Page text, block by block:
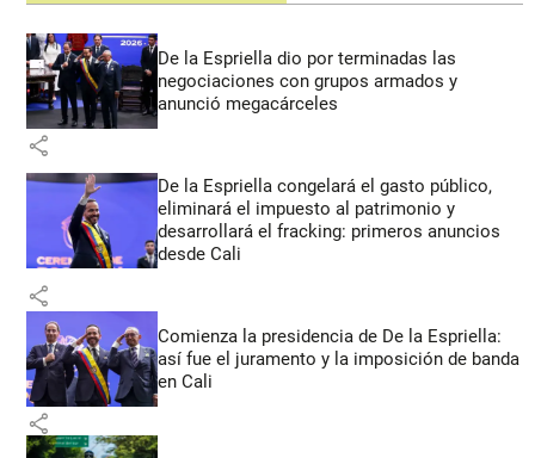
De la Espriella dio por terminadas las
negociaciones con grupos armados y
anunció megacárceles
share
De la Espriella congelará el gasto público,
eliminará el impuesto al patrimonio y
desarrollará el fracking: primeros anuncios
desde Cali
share
Comienza la presidencia de De la Espriella:
así fue el juramento y la imposición de banda
en Cali
share